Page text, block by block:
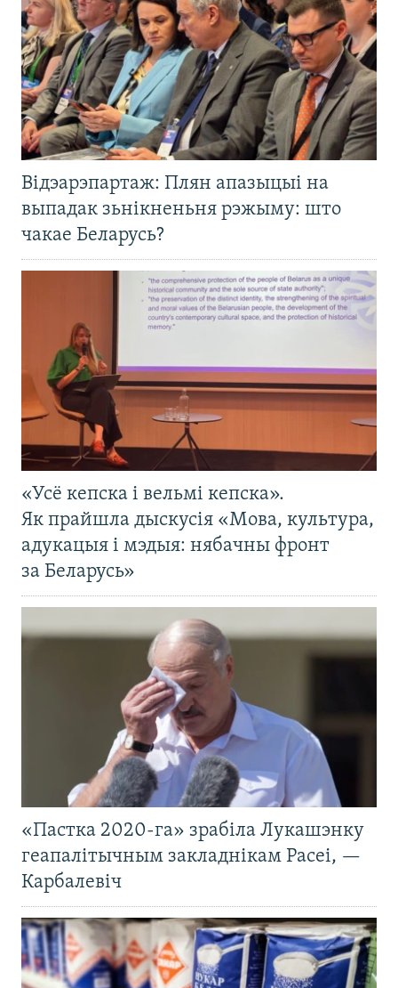
Відэарэпартаж: Плян апазыцыі на
выпадак зьнікненьня рэжыму: што
чакае Беларусь?
«Усё кепска і вельмі кепска».
Як прайшла дыскусія «Мова, культура,
адукацыя і мэдыя: нябачны фронт
за Беларусь»
«Пастка 2020-га» зрабіла Лукашэнку
геапалітычным закладнікам Расеі, —
Карбалевіч